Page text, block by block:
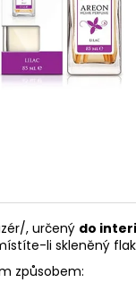
, určený do
li skleněný
způsobem: